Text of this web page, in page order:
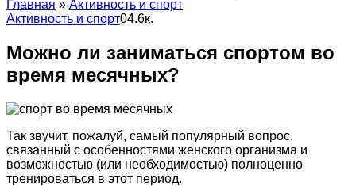
Главная » Активность и спорт
Активность и спорт04.6к.
Можно ли заниматься спортом во
время месячных?
Так звучит, пожалуй, самый популярный вопрос,
связанный с особенностями женского организма и
возможностью (или необходимостью) полноценно
тренироваться в этот период.